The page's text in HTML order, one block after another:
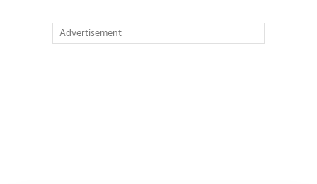
Advertisement